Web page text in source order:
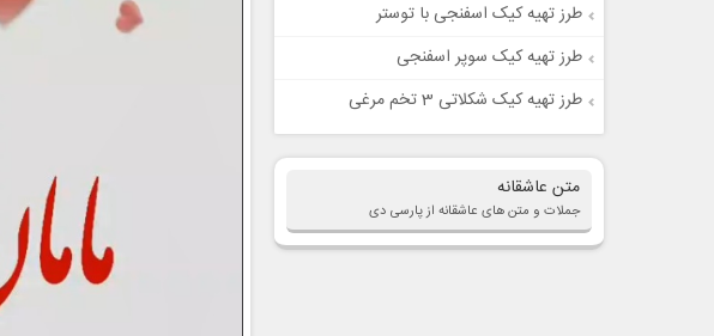
طرز تهیه کیک اسفنجی با توستر
طرز تهیه کیک سوپر اسفنجی
طرز تهیه کیک شکلاتی 3 تخم مرغی
متن عاشقانه
جملات و متن های عاشقانه از پارسی دی